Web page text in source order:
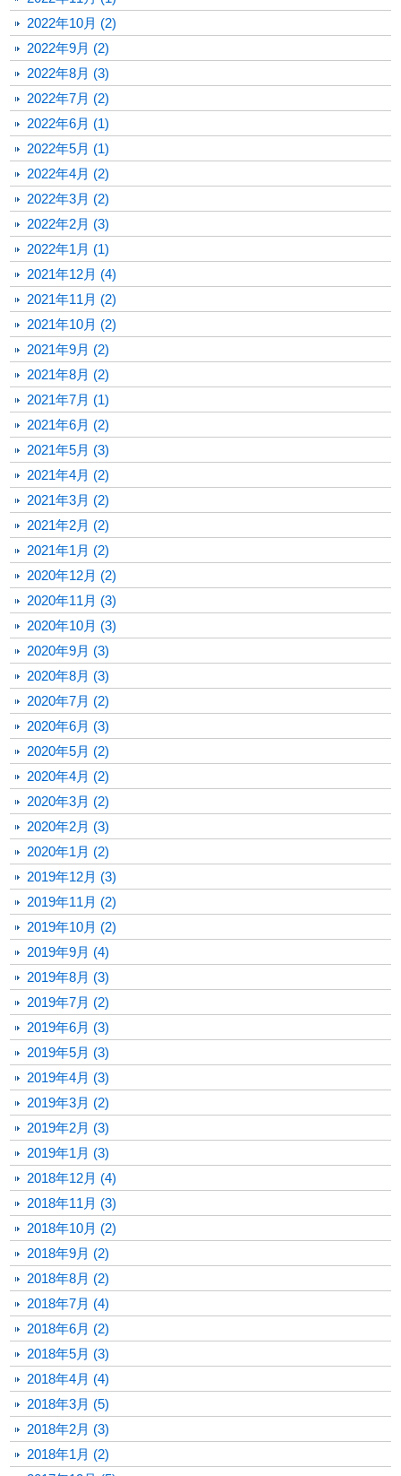
2022年10月 (2)
2022年9月 (2)
2022年8月 (3)
2022年7月 (2)
2022年6月 (1)
2022年5月 (1)
2022年4月 (2)
2022年3月 (2)
2022年2月 (3)
2022年1月 (1)
2021年12月 (4)
2021年11月 (2)
2021年10月 (2)
2021年9月 (2)
2021年8月 (2)
2021年7月 (1)
2021年6月 (2)
2021年5月 (3)
2021年4月 (2)
2021年3月 (2)
2021年2月 (2)
2021年1月 (2)
2020年12月 (2)
2020年11月 (3)
2020年10月 (3)
2020年9月 (3)
2020年8月 (3)
2020年7月 (2)
2020年6月 (3)
2020年5月 (2)
2020年4月 (2)
2020年3月 (2)
2020年2月 (3)
2020年1月 (2)
2019年12月 (3)
2019年11月 (2)
2019年10月 (2)
2019年9月 (4)
2019年8月 (3)
2019年7月 (2)
2019年6月 (3)
2019年5月 (3)
2019年4月 (3)
2019年3月 (2)
2019年2月 (3)
2019年1月 (3)
2018年12月 (4)
2018年11月 (3)
2018年10月 (2)
2018年9月 (2)
2018年8月 (2)
2018年7月 (4)
2018年6月 (2)
2018年5月 (3)
2018年4月 (4)
2018年3月 (5)
2018年2月 (3)
2018年1月 (2)